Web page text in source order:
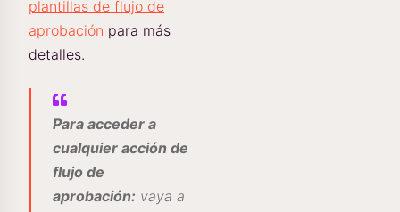
plantillas de flujo de
aprobación para más
detalles.
Para acceder a
cualquier acción de
flujo de
aprobación: vaya a